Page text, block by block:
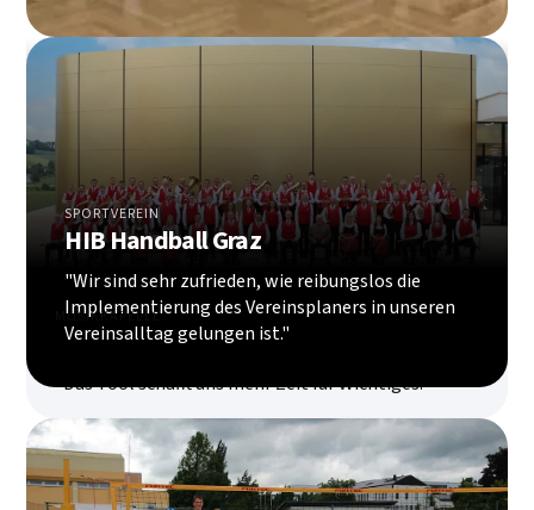
SPORTVEREIN
HIB Handball Graz
"Wir sind sehr zufrieden, wie reibungslos die
Implementierung des Vereinsplaners in unseren
Vereinsalltag gelungen ist."
MUSIKKAPELLE
TMK Neukirchen bei Lambach
"Das Tool schafft uns mehr Zeit für Wichtiges."